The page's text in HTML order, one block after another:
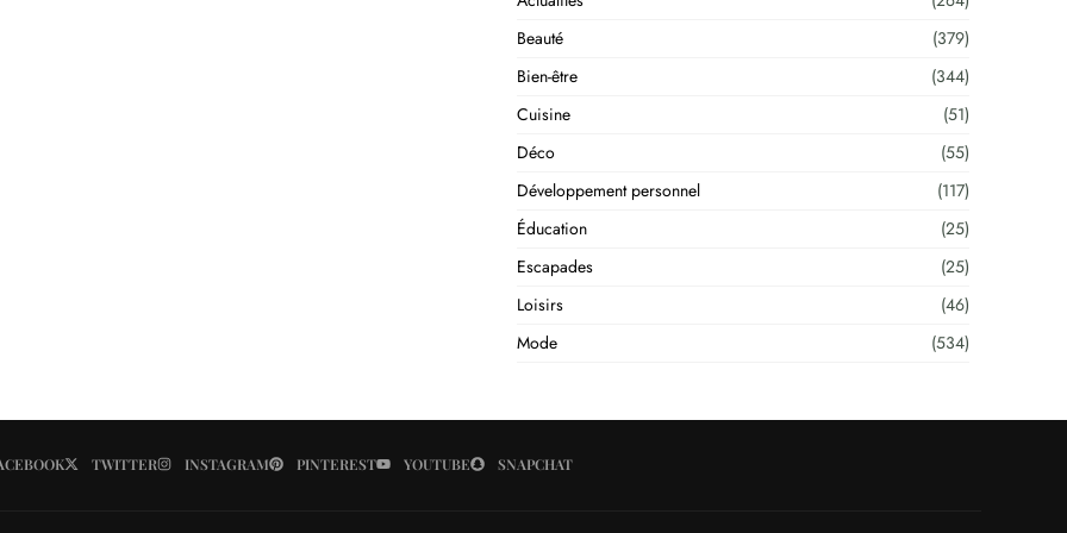
Beauté
(379)
Bien-être
(344)
Cuisine
(51)
Déco
(55)
Développement personnel
(117)
Éducation
(25)
Escapades
(25)
Loisirs
(46)
Mode
(534)
TWITTER INSTAGRAM PINTEREST YOUTUBE SNAPCHAT